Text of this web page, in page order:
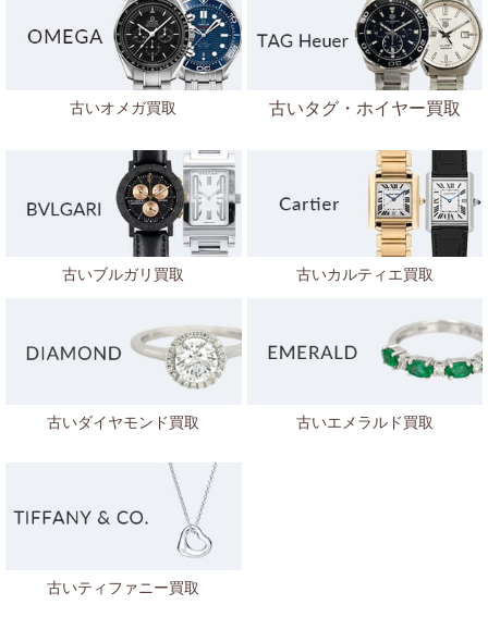
古いオメガ買取 古いタグ・ホイヤー買取
古いブルガリ買取 古いカルティエ買取
古いダイヤモンド買取 古いエメラルド買取
古いティファニー買取